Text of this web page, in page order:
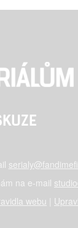
na e-mail
webu